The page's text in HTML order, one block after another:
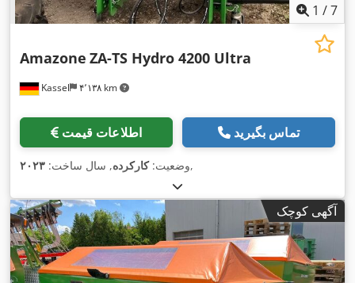
1 /7
Kassel ۴٬۱۳۸ km
Amazone ZA-TS Hydro 4200 Ultra
اطلاعات قیمت تماس بگیرید
وضعیت:کارکرده, سال ساخت: ۲۰۲۳ ,
آگهی کوچک